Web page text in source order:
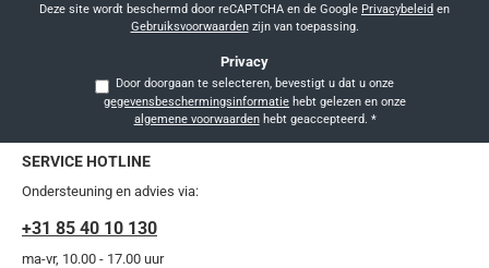
Deze site wordt beschermd door reCAPTCHA en de Google Privacybeleid en
Gebruiksvoorwaardenzijn van toepassing.
Privacy
Door doorgaan te selecteren, bevestigt u dat u onze
gegevensbeschermingsinformatie
algemene voorwaardenhebt geaccepteerd. *
SERVICE HOTLINE
Ondersteuning en advies via:
+31 85 40 10 130
ma-vr, 10.00 - 17.00 uur